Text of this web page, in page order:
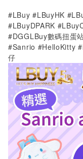
#LBuy #LBuyHK
#LBuyDPARK
#DGGLBuy數碼扭蛋
#Sanrio #HelloKitty
仔